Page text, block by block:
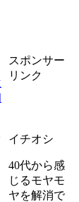
スポンサー
リンク
イチオシ
40代から感
じるモヤモ
ヤを解消で